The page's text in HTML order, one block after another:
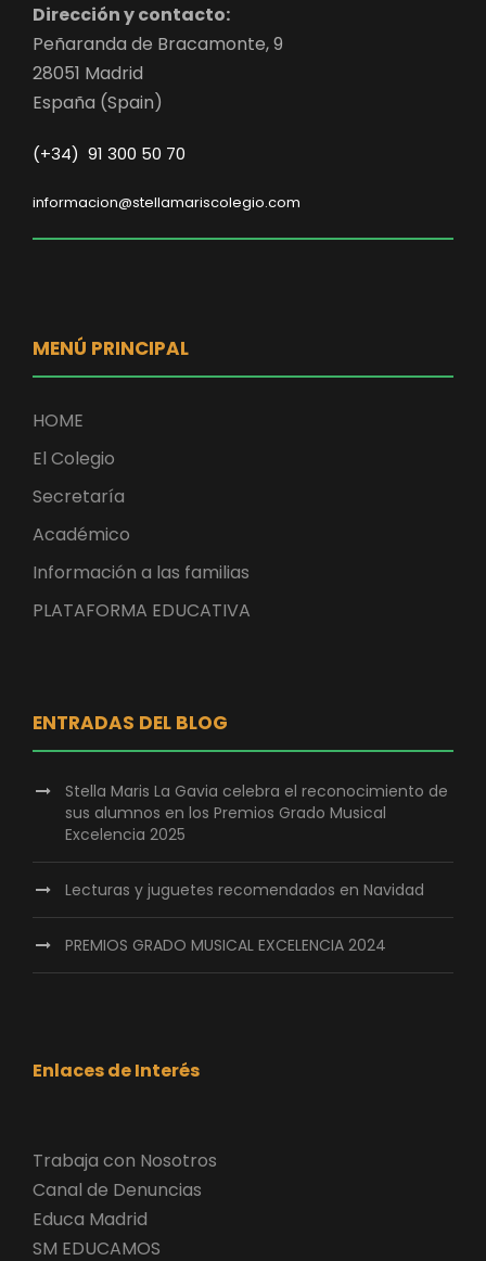
Dirección y contacto:
Peñaranda de Bracamonte, 9
28051 Madrid
España (Spain)
(+34) 91 300 50 70
informacion@stellamariscolegio.com
MENÚ PRINCIPAL
HOME
El Colegio
Secretaría
Académico
Información a las familias
PLATAFORMA EDUCATIVA
ENTRADAS DEL BLOG
Stella Maris La Gavia celebra el reconocimiento de
sus alumnos en los Premios Grado Musical
Excelencia 2025
Lecturas y juguetes recomendados en Navidad
PREMIOS GRADO MUSICAL EXCELENCIA 2024
Enlaces de Interés
Trabaja con Nosotros
Canal de Denuncias
Educa Madrid
SM EDUCAMOS